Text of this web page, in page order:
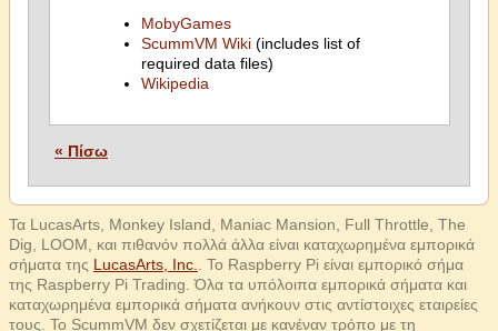
MobyGames
ScummVM Wiki(includes list of
required data files)
Wikipedia
« Πίσω
Τα LucasArts, Monkey Island, Maniac Mansion, Full Throttle, The
Dig, LOOM, και πιθανόν πολλά άλλα είναι καταχωρημένα εμπορικά
σήματα της LucasArts, Inc.
. Το Raspberry Pi είναι εμπορικό σήμα
της Raspberry Pi Trading. Όλα τα υπόλοιπα εμπορικά σήματα και
καταχωρημένα εμπορικά σήματα ανήκουν στις αντίστοιχες εταιρείες
τους. Το ScummVM δεν σχετίζεται με κανέναν τρόπο με τη